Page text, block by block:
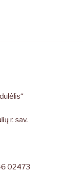
r. sav.
02473